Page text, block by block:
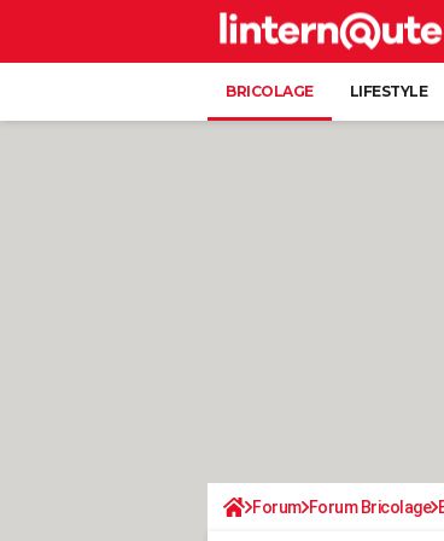
BRICOLAGE LIFESTYLE
Forum Forum Bricolage